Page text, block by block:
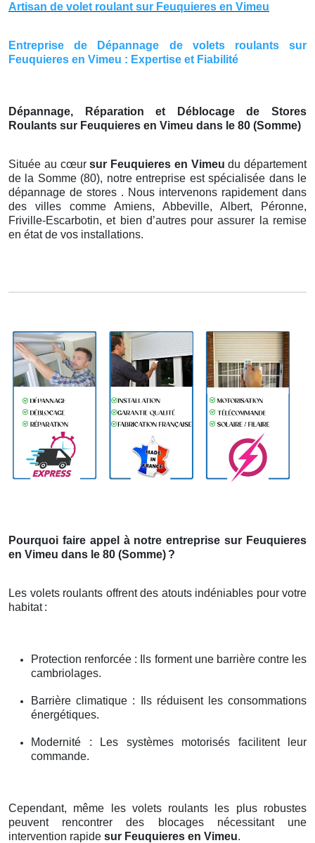
Artisan de volet roulant sur Feuquieres en Vimeu
Entreprise de Dépannage de volets roulants sur
Feuquieres en Vimeu : Expertise et Fiabilité
Dépannage, Réparation et Déblocage de Stores
Roulants sur Feuquieres en Vimeu dans le 80 (Somme)
Située au cœursur Feuquieres en Vimeudu département
de la Somme (80), notre entreprise est spécialisée dans le
dépannage de stores . Nous intervenons rapidement dans
des villes comme Amiens, Abbeville, Albert, Péronne,
Friville-Escarbotin, et bien d’autres pour assurer la remise
en état de vos installations.
Pourquoi faire appel à notre entreprise sur Feuquieres
en Vimeu dans le 80 (Somme) ?
Les volets roulants offrent des atouts indéniables pour votre
habitat :
Protection renforcée : Ils forment une barrière contre les
cambriolages.
Barrière climatique : Ils réduisent les consommations
énergétiques.
Modernité : Les systèmes motorisés facilitent leur
commande.
Cependant, même les volets roulants les plus robustes
peuvent rencontrer des blocages nécessitant une
intervention rapide sur Feuquieres en Vimeu.